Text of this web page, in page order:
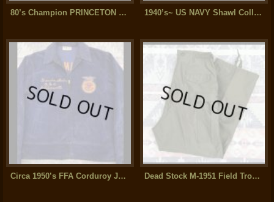
80’s Champion PRINCETON 染み込みプリント 88/12 Tee (XL) 1940’s~ US NAVY Shawl Collar Denim Jacket (approx 42)
Circa 1950’s FFA Corduroy Jacket (42-44) Dead Stock M-1951 Field Trousers With Exposed Snap Buttons (M-R)